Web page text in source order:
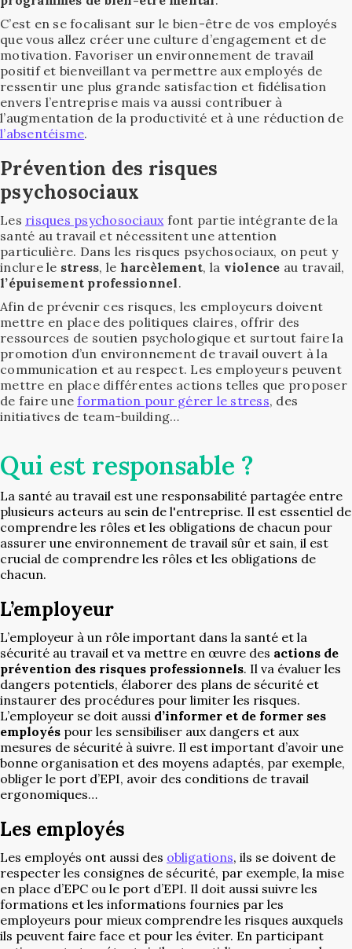
C’est en se focalisant sur le bien-être de vos employés
que vous allez créer une culture d’engagement et de
motivation. Favoriser un environnement de travail
positif et bienveillant va permettre aux employés de
ressentir une plus grande satisfaction et fidélisation
envers l’entreprise mais va aussi contribuer à
l’augmentation de la productivité et à une réduction de
l’absentéisme.
Prévention des risques
psychosociaux
Les risques psychosociauxfont partie intégrante de la
santé au travail et nécessitent une attention
particulière. Dans les risques psychosociaux, on peut y
inclure le stress, le harcèlement, la violence au travail,
l’épuisement professionnel.
Afin de prévenir ces risques, les employeurs doivent
mettre en place des politiques claires, offrir des
ressources de soutien psychologique et surtout faire la
promotion d’un environnement de travail ouvert à la
communication et au respect. Les employeurs peuvent
mettre en place différentes actions telles que proposer
de faire uneformation pour gérer le stress, des
initiatives de team-building…
Qui est responsable ?
La santé au travail est une responsabilité partagée entre
plusieurs acteurs au sein de l'entreprise. Il est essentiel de
comprendre les rôles et les obligations de chacun pour
assurer une environnement de travail sûr et sain, il est
crucial de comprendre les rôles et les obligations de
chacun.
L’employeur
L’employeur à un rôle important dans la santé et la
sécurité au travail et va mettre en œuvre des actions de
prévention des risques professionnels. Il va évaluer les
dangers potentiels, élaborer des plans de sécurité et
instaurer des procédures pour limiter les risques.
L’employeur se doit aussi d’informer et de former ses
employés pour les sensibiliser aux dangers et aux
mesures de sécurité à suivre. Il est important d’avoir une
bonne organisation et des moyens adaptés, par exemple,
obliger le port d’EPI, avoir des conditions de travail
ergonomiques…
Les employés
Les employés ont aussi des obligations, ils se doivent de
respecter les consignes de sécurité, par exemple, la mise
en place d’EPC ou le port d’EPI. Il doit aussi suivre les
formations et les informations fournies par les
employeurs pour mieux comprendre les risques auxquels
ils peuvent faire face et pour les éviter. En participant